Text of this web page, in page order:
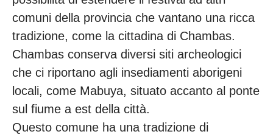
comuni della provincia che vantano una ricca
tradizione, come la cittadina di Chambas.
Chambas conserva diversi siti archeologici
che ci riportano agli insediamenti aborigeni
locali, come Mabuya, situato accanto al ponte
sul fiume a est della città.
Questo comune ha una tradizione di